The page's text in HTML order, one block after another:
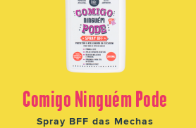
Comigo Ninguém Pode
Spray BFF das Mechas